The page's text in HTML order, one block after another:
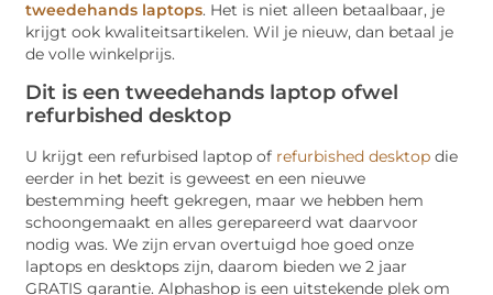
tweedehands laptops. Het is niet alleen betaalbaar, je
krijgt ook kwaliteitsartikelen. Wil je nieuw, dan betaal je
de volle winkelprijs.
Dit is een tweedehands laptop ofwel
refurbished desktop
U krijgt een refurbised laptop of refurbished desktop die
eerder in het bezit is geweest en een nieuwe
bestemming heeft gekregen, maar we hebben hem
schoongemaakt en alles gerepareerd wat daarvoor
nodig was. We zijn ervan overtuigd hoe goed onze
laptops en desktops zijn, daarom bieden we 2 jaar
GRATIS garantie. Alphashop is een uitstekende plek om